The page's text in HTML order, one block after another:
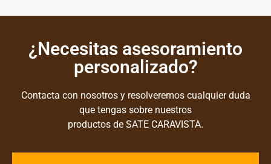
¿Necesitas asesoramiento
personalizado?
Contacta con nosotros y resolveremos cualquier duda
que tengas sobre nuestros
productos de SATE CARAVISTA.